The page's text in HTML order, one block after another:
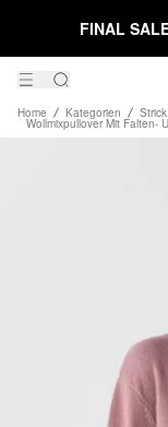
FINAL
Home Kategorien
Wollmixpullover Mit Falten-